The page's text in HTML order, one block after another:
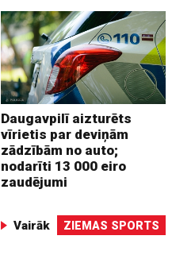
Daugavpilī aizturēts
vīrietis par deviņām
zādzībām no auto;
nodarīti 13 000 eiro
zaudējumi
Vairāk ZIEMAS SPORTS